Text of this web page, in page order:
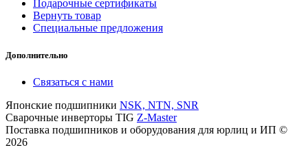
Подарочные сертификаты
Вернуть товар
Специальные предложения
Дополнительно
Связаться с нами
Японские подшипники NSK, NTN, SNR
Сварочные инверторы TIG Z-Master
Поставка подшипников и оборудования для юрлиц и ИП ©
2026